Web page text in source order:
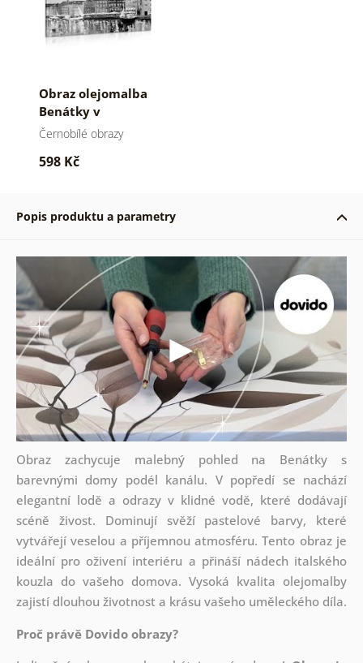
Obraz olejomalba
Benátky v
černobílém
Černobílé obrazy
598 Kč
Popis produktu a parametry
Obraz zachycuje malebný pohled na Benátky s
barevnými domy podél kanálu. V popředí se nachází
elegantní lodě a odrazy v klidné vodě, které dodávají
scéně živost. Dominují svěží pastelové barvy, které
vytvářejí veselou a příjemnou atmosféru. Tento obraz je
ideální pro oživení interiéru a přináší nádech italského
kouzla do vašeho domova. Vysoká kvalita olejomalby
zajistí dlouhou životnost a krásu vašeho uměleckého díla.
Proč právě Dovido obrazy?